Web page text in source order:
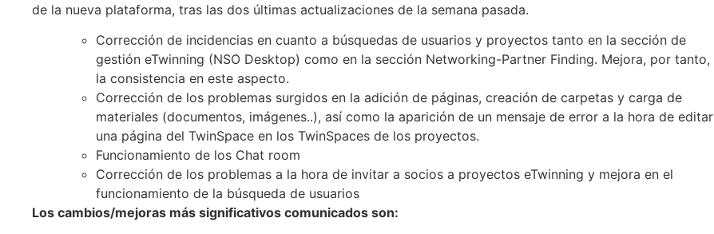
de la nueva plataforma, tras las dos últimas actualizaciones de la semana pasada.
Corrección de incidencias en cuanto a búsquedas de usuarios y proyectos tanto en la sección de
gestión eTwinning (NSO Desktop) como en la sección Networking-Partner Finding. Mejora, por tanto,
la consistencia en este aspecto.
Corrección de los problemas surgidos en la adición de páginas, creación de carpetas y carga de
materiales (documentos, imágenes..), así como la aparición de un mensaje de error a la hora de editar
una página del TwinSpace en los TwinSpaces de los proyectos.
Funcionamiento de los Chat room
Corrección de los problemas a la hora de invitar a socios a proyectos eTwinning y mejora en el
funcionamiento de la búsqueda de usuarios
Los cambios/mejoras más significativos comunicados son: